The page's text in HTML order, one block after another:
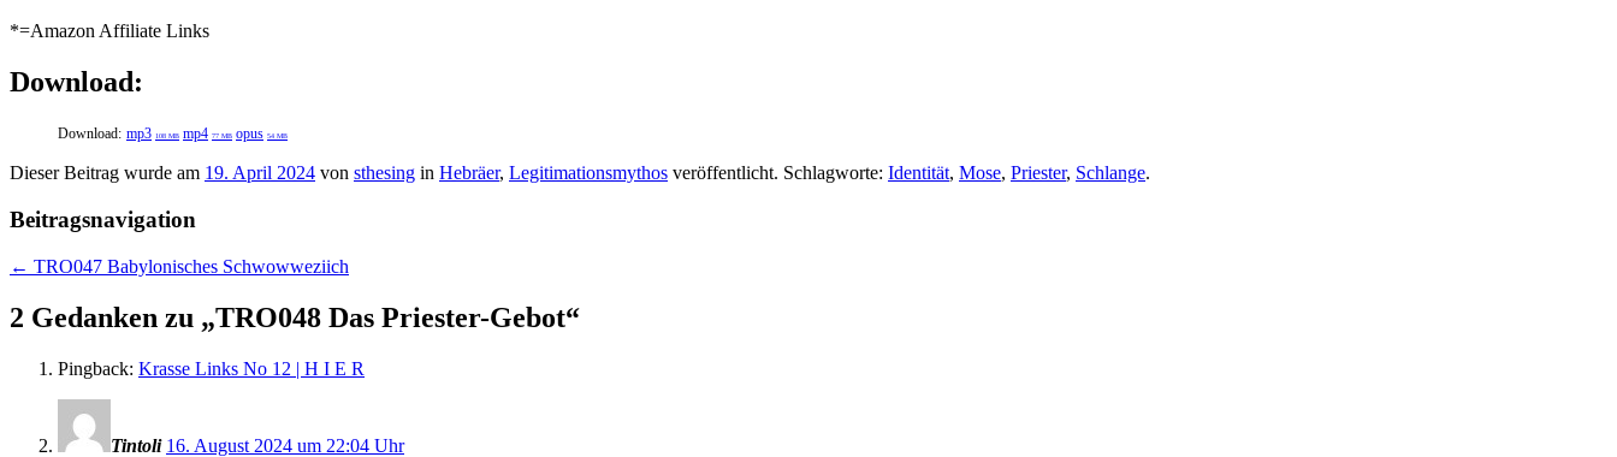
*=Amazon Affiliate Links
Download:
Download: mp3 108 MB mp4 77 MB opus 54 MB
Dieser Beitrag wurde am 19. April 2024 von sthesing in Hebräer, Legitimationsmythos veröffentlicht. Schlagworte: Identität, Mose, Priester, Schlange.
Beitragsnavigation
← TRO047 Babylonisches Schwowweziich
2 Gedanken zu „TRO048 Das Priester-Gebot“
Pingback: Krasse Links No 12 | H I E R
Tintoli 16. August 2024 um 22:04 Uhr